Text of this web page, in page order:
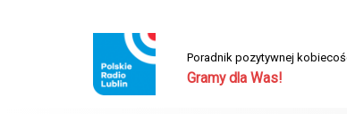
Poradnik pozytywnej
Gramy dla Was!